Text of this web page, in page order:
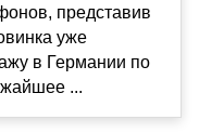
представив
уже
в Германии по
...